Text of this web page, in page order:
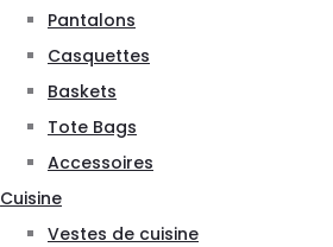
Pantalons
Casquettes
Baskets
Tote Bags
Accessoires
Cuisine
Vestes de cuisine